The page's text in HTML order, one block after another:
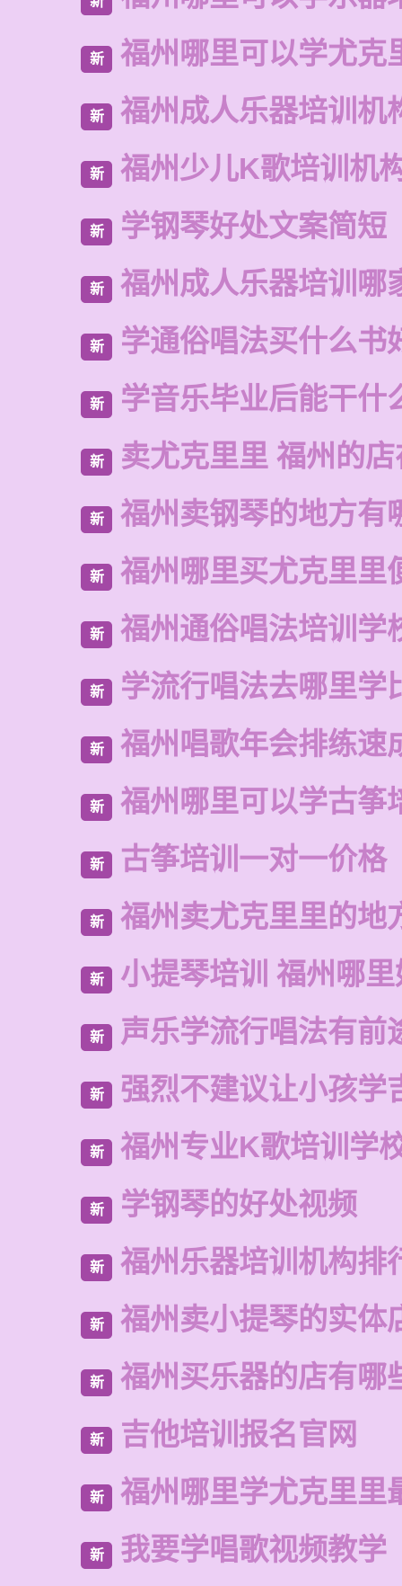
新 福州哪里可以学尤克
新 福州成人乐器培训机
新 福州少儿K歌培训机
新 学钢琴好处文案简短
新 福州成人乐器培训哪
新 学通俗唱法买什么书
新 学音乐毕业后能干什
新 卖尤克里里 福州的
新 福州卖钢琴的地方有
新 福州哪里买尤克里里
新 福州通俗唱法培训学
新 学流行唱法去哪里学
新 福州唱歌年会排练速
新 福州哪里可以学古筝
新 古筝培训一对一价格
新 福州卖尤克里里的地
新 小提琴培训 福州哪
新 声乐学流行唱法有前
新 强烈不建议让小孩学
新 福州专业K歌培训学
新 学钢琴的好处视频
新 福州乐器培训机构排
新 福州卖小提琴的实体
新 福州买乐器的店有哪
新 吉他培训报名官网
新 福州哪里学尤克里里
新 我要学唱歌视频教学